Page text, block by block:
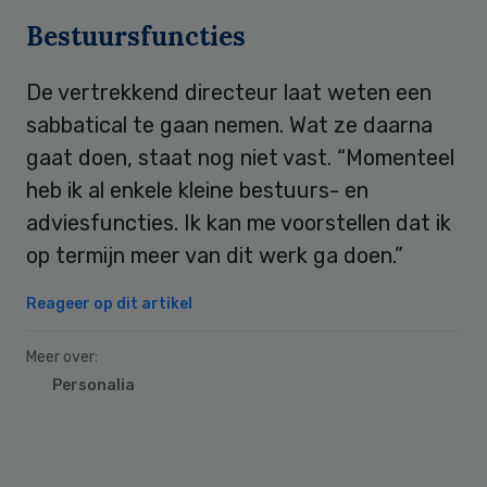
Bestuursfuncties
De vertrekkend directeur laat weten een
sabbatical te gaan nemen. Wat ze daarna
gaat doen, staat nog niet vast. “Momenteel
heb ik al enkele kleine bestuurs- en
adviesfuncties. Ik kan me voorstellen dat ik
op termijn meer van dit werk ga doen.”
Reageer op dit artikel
Meer over:
Personalia